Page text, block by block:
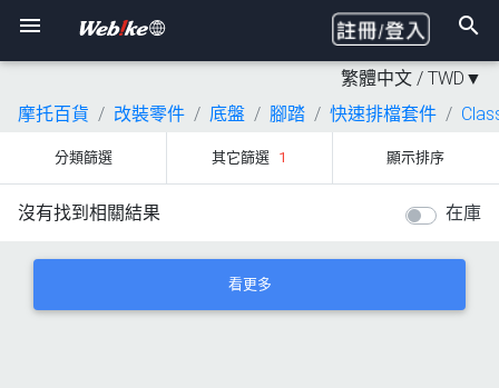
繁體中文 / TWD ▼
摩托百貨
改裝零件 底盤 腳踏 快速排檔套件
分類篩選 其它篩選 1 顯示排序
沒有找到相關結果 在庫
看更多